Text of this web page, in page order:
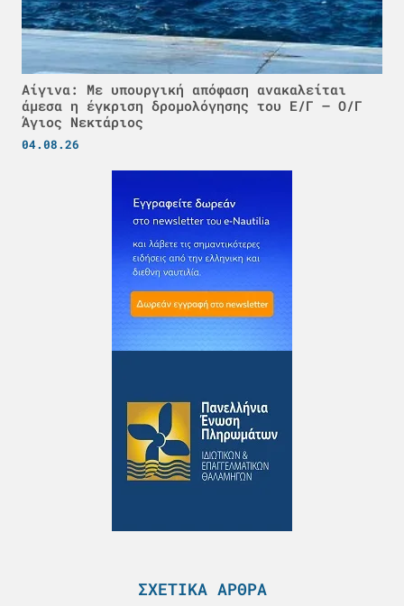
Αίγινα: Με υπουργική απόφαση ανακαλείται
άμεσα η έγκριση δρομολόγησης του Ε/Γ – Ο/Γ
Άγιος Νεκτάριος
04.08.26
ΣΧΕΤΙΚΆ ΆΡΘΡΑ